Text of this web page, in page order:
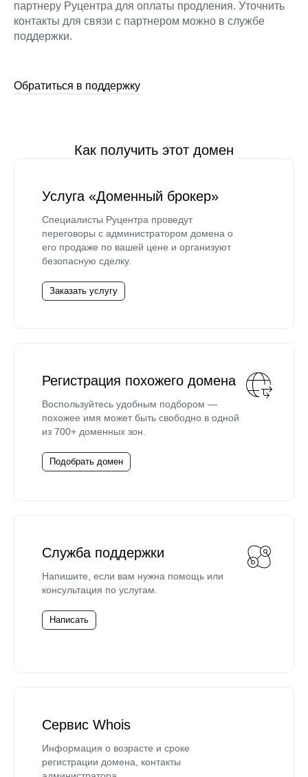
партнеру Руцентра для оплаты продления. Уточнить
контакты для связи с партнером можно в службе
поддержки.
Обратиться в поддержку
Как получить этот домен
Услуга «Доменный брокер»
Специалисты Руцентра проведут
переговоры с администратором домена о
его продаже по вашей цене и организуют
безопасную сделку.
Заказать услугу
Регистрация похожего домена
Воспользуйтесь удобным подбором —
похожее имя может быть свободно в одной
из 700+ доменных зон.
Подобрать домен
Служба поддержки
Напишите, если вам нужна помощь или
консультация по услугам.
Написать
Сервис Whois
Информация о возрасте и сроке
регистрации домена, контакты